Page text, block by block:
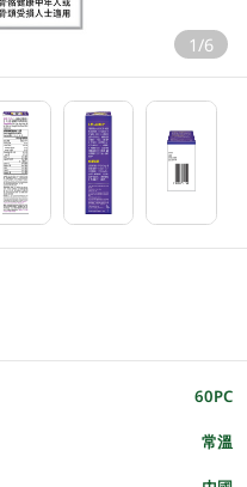
1/6
60PC
常溫